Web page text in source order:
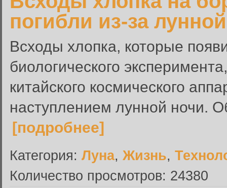
погибли из-за
Всходы хлопка, которые
биологического
китайского космического
наступлением лунной ночи.
[подробнее]
Категория: Луна, Жизнь,
Количество просмотров: 24380